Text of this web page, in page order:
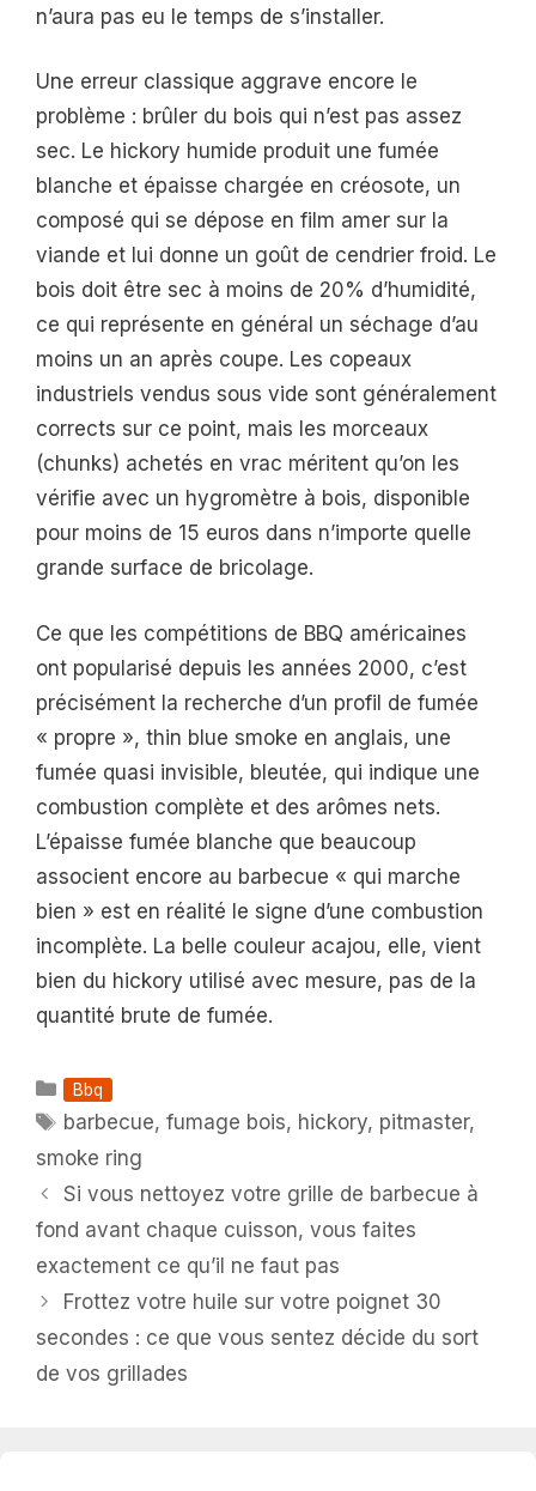
n’aura pas eu le temps de s’installer.
Une erreur classique aggrave encore le
problème : brûler du bois qui n’est pas assez
sec. Le hickory humide produit une fumée
blanche et épaisse chargée en créosote, un
composé qui se dépose en film amer sur la
viande et lui donne un goût de cendrier froid. Le
bois doit être sec à moins de 20% d’humidité,
ce qui représente en général un séchage d’au
moins un an après coupe. Les copeaux
industriels vendus sous vide sont généralement
corrects sur ce point, mais les morceaux
(chunks) achetés en vrac méritent qu’on les
vérifie avec un hygromètre à bois, disponible
pour moins de 15 euros dans n’importe quelle
grande surface de bricolage.
Ce que les compétitions de BBQ américaines
ont popularisé depuis les années 2000, c’est
précisément la recherche d’un profil de fumée
« propre », thin blue smoke en anglais, une
fumée quasi invisible, bleutée, qui indique une
combustion complète et des arômes nets.
L’épaisse fumée blanche que beaucoup
associent encore au barbecue « qui marche
bien » est en réalité le signe d’une combustion
incomplète. La belle couleur acajou, elle, vient
bien du hickory utilisé avec mesure, pas de la
quantité brute de fumée.
Catégories
Bbq
Étiquettes
barbecue,fumage bois, hickory, pitmaster,
smoke ring
Si vous nettoyez votre grille de barbecue à
fond avant chaque cuisson, vous faites
exactement ce qu’il ne faut pas
Frottez votre huile sur votre poignet 30
secondes : ce que vous sentez décide du sort
de vos grillades